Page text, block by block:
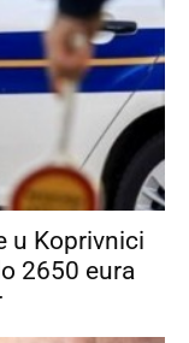
u Koprivnici
2650 eura